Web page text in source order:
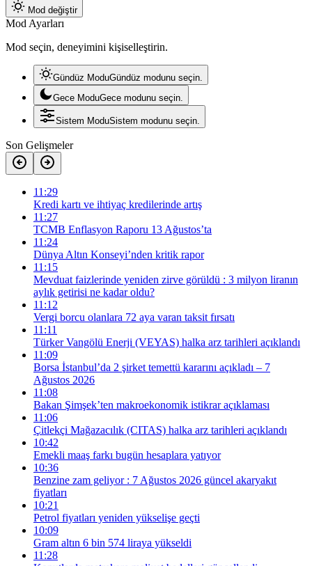
Mod değiştir
Mod Ayarları
Mod seçin, deneyimini kişiselleştirin.
Gündüz ModuGündüz modunu seçin.
Gece ModuGece modunu seçin.
Sistem ModuSistem modunu seçin.
Son Gelişmeler
11:29
Kredi kartı ve ihtiyaç kredilerinde artış
11:27
TCMB Enflasyon Raporu 13 Ağustos’ta
11:24
Dünya Altın Konseyi’nden kritik rapor
11:15
Mevduat faizlerinde yeniden zirve görüldü : 3 milyon liranın
aylık getirisi ne kadar oldu?
11:12
Vergi borcu olanlara 72 aya varan taksit fırsatı
11:11
Türker Vangölü Enerji (VEYAS) halka arz tarihleri açıklandı
11:09
Borsa İstanbul’da 2 şirket temettü kararını açıkladı – 7
Ağustos 2026
11:08
Bakan Şimşek’ten makroekonomik istikrar açıklaması
11:06
Çitlekçi Mağazacılık (CITAS) halka arz tarihleri açıklandı
10:42
Emekli maaş farkı bugün hesaplara yatıyor
10:36
Benzine zam geliyor : 7 Ağustos 2026 güncel akaryakıt
fiyatları
10:21
Petrol fiyatları yeniden yükselişe geçti
10:09
Gram altın 6 bin 574 liraya yükseldi
11:28